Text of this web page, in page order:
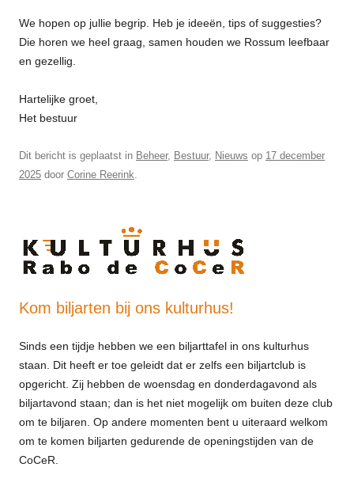
We hopen op jullie begrip. Heb je ideeën, tips of suggesties?
Die horen we heel graag, samen houden we Rossum leefbaar
en gezellig.
Hartelijke groet,
Het bestuur
Dit bericht is geplaatst in Beheer, Bestuur, Nieuws op 17 december
2025 door Corine Reerink
Kom biljarten bij ons kulturhus!
Sinds een tijdje hebben we een biljarttafel in ons kulturhus
staan. Dit heeft er toe geleidt dat er zelfs een biljartclub is
opgericht. Zij hebben de woensdag en donderdagavond als
biljartavond staan; dan is het niet mogelijk om buiten deze club
om te biljaren. Op andere momenten bent u uiteraard welkom
om te komen biljarten gedurende de openingstijden van de
CoCeR.